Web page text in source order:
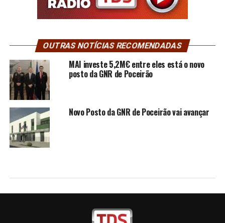
OUTRAS NOTÍCIAS RECOMENDADAS
MAI investe 5,2M€ entre eles está o novo
posto da GNR de Poceirão
Novo Posto da GNR de Poceirão vai avançar